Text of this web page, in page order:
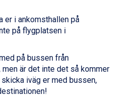
kr.
kr.
kr.
kr.
er i ankomsthallen på
på flygplatsen i
på bussen från
är det inte det så kommer
iväg er med bussen,